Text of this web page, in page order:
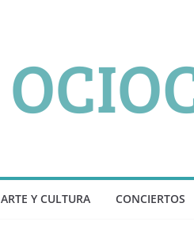
ARTE Y CULTURA CONCIERTOS